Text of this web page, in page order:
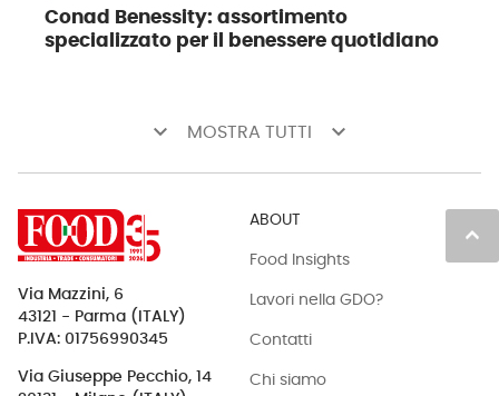
Conad Benessity: assortimento
specializzato per il benessere quotidiano
keyboard_arrow_down MOSTRA TUTTI keyboard_arrow_down
keyboard_arrow_up
Via Mazzini, 6
43121 - Parma (ITALY)
P.IVA: 01756990345
Via Giuseppe Pecchio, 14
ABOUT
Food Insights
Lavori nella GDO?
Contatti
Chi siamo